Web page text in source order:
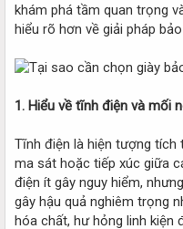
khám phá tầm quan trọng
hiểu rõ hơn về giải pháp
1. Hiểu về tĩnh điện và mối
Tĩnh điện là hiện tượng tích
ma sát hoặc tiếp xúc giữa
điện ít gây nguy hiểm,
gây hậu quả nghiêm trọng
hóa chất, hư hỏng linh kiện